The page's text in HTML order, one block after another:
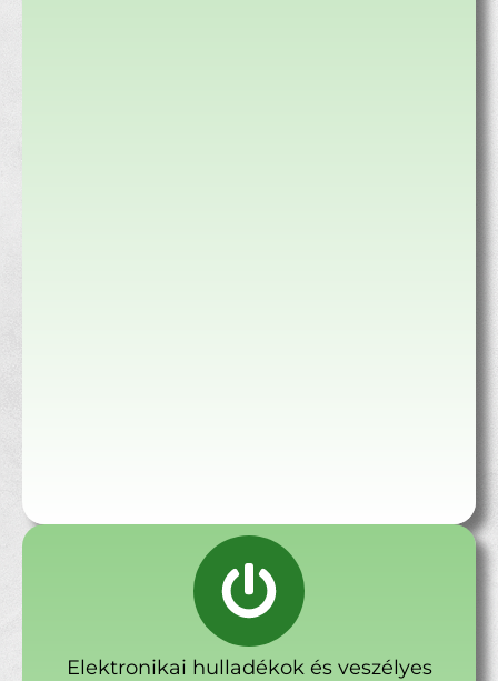
Elektronikai hulladékok és veszélyes